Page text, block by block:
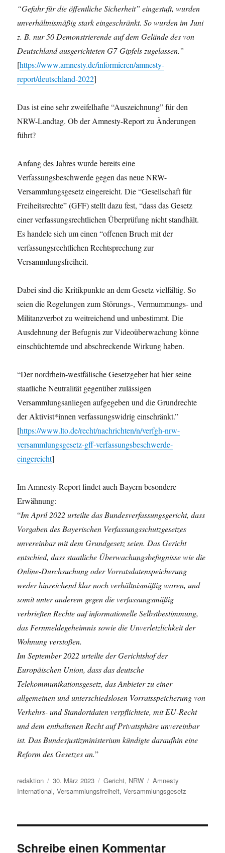
“Gefahr für die öffentliche Sicherheit” eingestuft, ­wurden
unverhältnismäßig stark eingeschränkt. So wurden im Juni
z. B. nur 50 Demonstrierende auf dem Gelände des von
Deutschland ausgerichteten G7-Gipfels zugelassen.”
[https://www.amnesty.de/informieren/amnesty-
report/deutschland-2022]
Das ist eine sehr zweifelhafte “Auszeichnung” für den
NRW-Landtag. Ob der Amnesty-Report zu Änderungen
führt?
Anfang des Jahres wurde bereits eine
Verfassungsbeschwerde gegen das neue NRW-
Versammlungsgesetz eingereicht. Die “Gesellschaft für
Freiheitsrechte” (GFF) stellt dazu fest, “dass das Gesetz
einer verfassungsrechtlichen Überprüfung nicht standhält.
Es handele sich um einen “offenen Bruch mit der
verfassungsrechtlichen Rechtsprechung zur
Versammlungsfreiheit.
Dabei sind die Kritikpunkte an dem Gesetz vielfältig. So
seien die Regelungen zum Störungs-, Vermummungs- und
Militanzverbot zu weitreichend und unbestimmt. Die
Ausdehnung der Befugnis zur Videoüberwachung könne
einschüchternde und abschreckende Wirkung haben.
“Der nordrhein-westfälische Gesetzgeber hat hier seine
staatliche Neutralität gegenüber zulässigen
Versammlungsanliegen aufgegeben und die Grundrechte
der Aktivist*innen verfassungswidrig einschränkt.”
[https://www.lto.de/recht/nachrichten/n/verfgh-nrw-
versammlungsgesetz-gff-verfassungsbeschwerde-
eingereicht]
Im Amnesty-Report findet auch Bayern besondere
Erwähnung:
“Im April 2022 urteilte das Bundesverfassungsgericht, dass
Vorgaben des Bayerischen Verfassungsschutzgesetzes
unvereinbar mit dem Grundgesetz seien. Das Gericht
entschied, dass staatliche Überwachungsbefugnisse wie die
Online-Durchsuchung oder Vorratsdatenspeicherung
weder hinreichend klar noch verhältnismäßig waren, und
somit unter anderem gegen die verfassungsmäßig
verbrieften Rechte auf informationelle Selbstbestimmung,
das Fernmeldegeheimnis sowie die Unverletzlichkeit der
Wohnung verstoßen.
Im September 2022 urteilte der Gerichtshof der
Europäischen Union, dass das deutsche
Telekommunikationsgesetz, das Anbieter zu einer
allgemeinen und unterschiedslosen Vorratsspeicherung von
Verkehrs- und Standortdaten verpflichtete, mit EU-Recht
und dem enthaltenen Recht auf Privatsphäre unvereinbar
ist. Das Bundesjustizministerium kündigte daraufhin eine
Reform des Gesetzes an.”
Autor
redaktion
Veröffentlicht
am
30. März 2023 Kategorien
Gericht, NRW Schlagwörter
Amnesty
International,Versammlungsfreiheit,Versammlungsgesetz
Schreibe einen Kommentar